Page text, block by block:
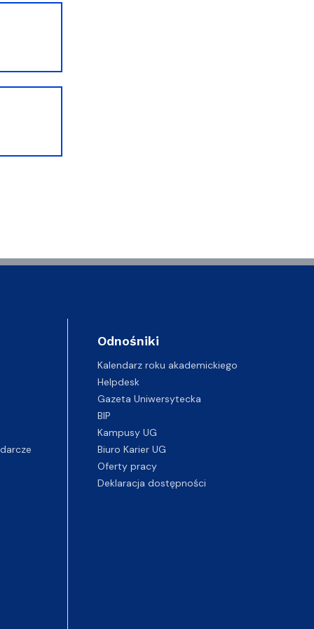
Odnośniki
Kalendarz roku akademickiego
Helpdesk
Gazeta Uniwersytecka
BIP
Kampusy UG
Biuro Karier UG
Oferty pracy
Deklaracja dostępności